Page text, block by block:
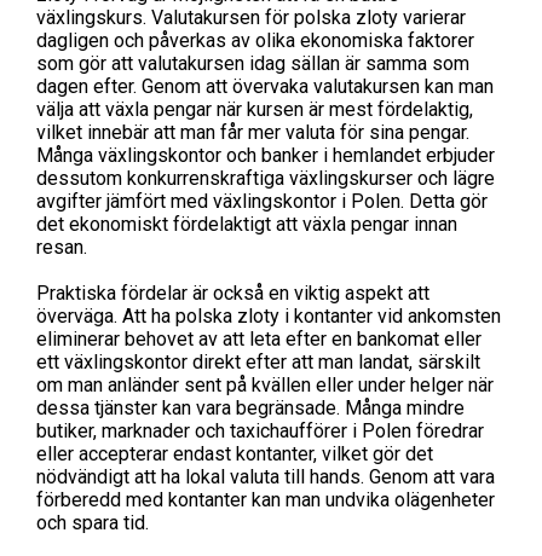
växlingskurs. Valutakursen för polska zloty varierar
dagligen och påverkas av olika ekonomiska faktorer
som gör att valutakursen idag sällan är samma som
dagen efter. Genom att övervaka valutakursen kan man
välja att växla pengar när kursen är mest fördelaktig,
vilket innebär att man får mer valuta för sina pengar.
Många växlingskontor och banker i hemlandet erbjuder
dessutom konkurrenskraftiga växlingskurser och lägre
avgifter jämfört med växlingskontor i Polen. Detta gör
det ekonomiskt fördelaktigt att växla pengar innan
resan.
Praktiska fördelar är också en viktig aspekt att
överväga. Att ha polska zloty i kontanter vid ankomsten
eliminerar behovet av att leta efter en bankomat eller
ett växlingskontor direkt efter att man landat, särskilt
om man anländer sent på kvällen eller under helger när
dessa tjänster kan vara begränsade. Många mindre
butiker, marknader och taxichaufförer i Polen föredrar
eller accepterar endast kontanter, vilket gör det
nödvändigt att ha lokal valuta till hands. Genom att vara
förberedd med kontanter kan man undvika olägenheter
och spara tid.